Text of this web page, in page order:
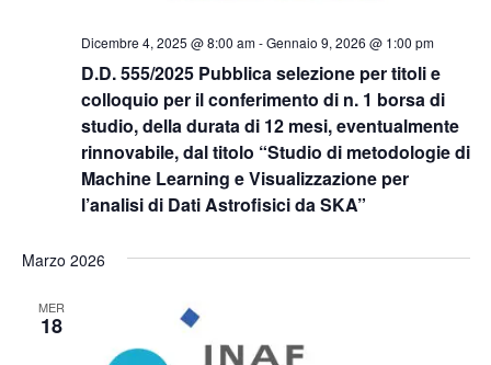
D.D. 555/2025 Pubblica selezione per titoli e
colloquio per il conferimento di n. 1 borsa di
studio, della durata di 12 mesi, eventualmente
rinnovabile, dal titolo “Studio di metodologie di
Machine Learning e Visualizzazione per
l’analisi di Dati Astrofisici da SKA”
Dicembre 4, 2025 @ 8:00 am-Gennaio 9, 2026 @ 1:00 pm
Marzo 2026
MER
18